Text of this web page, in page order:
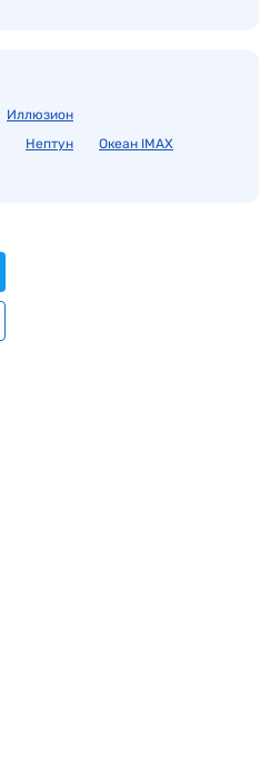
Иллюзион
Нептун
Океан IMAX